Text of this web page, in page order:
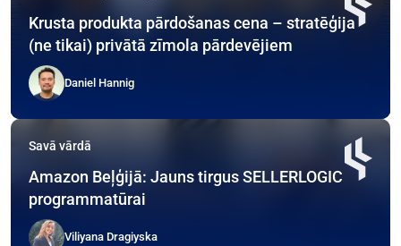
Krusta produkta pārdošanas cena – stratēģija
(ne tikai) privātā zīmola pārdevējiem
Daniel Hannig
Savā vārdā
Amazon Beļģijā: Jauns tirgus SELLERLOGIC
programmatūrai
Viliyana Dragiyska